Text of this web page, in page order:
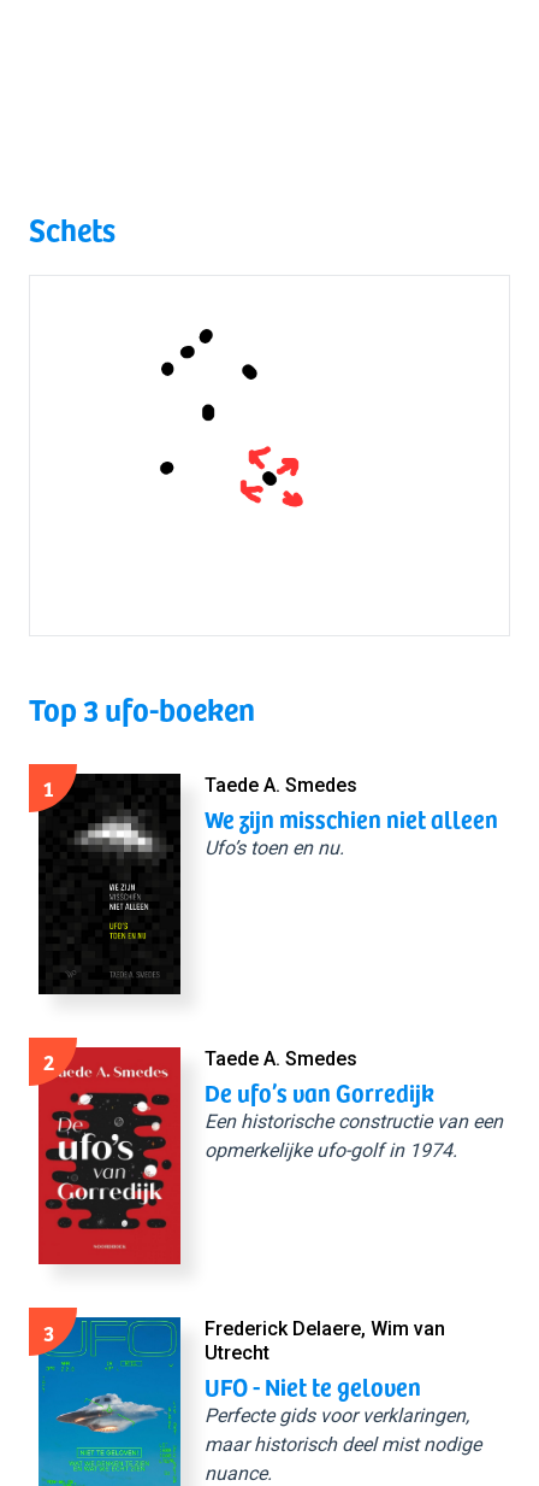
Schets
Top 3 ufo-boeken
1 Taede A. Smedes
We zijn misschien niet alleen
Ufo’s toen en nu.
2 Taede A. Smedes
De ufo’s van Gorredijk
Een historische constructie van een
opmerkelijke ufo-golf in 1974.
3
Frederick Delaere, Wim van
Utrecht
UFO - Niet te geloven
Perfecte gids voor verklaringen,
maar historisch deel mist nodige
nuance.